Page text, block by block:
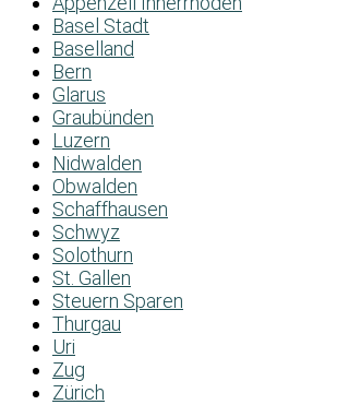
Basel Stadt
Baselland
Bern
Glarus
Graubünden
Luzern
Nidwalden
Obwalden
Schaffhausen
Schwyz
Solothurn
St. Gallen
Steuern Sparen
Thurgau
Uri
Zug
Zürich